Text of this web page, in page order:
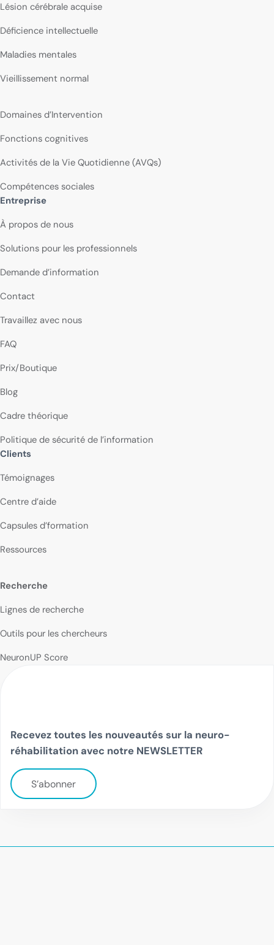
Lésion cérébrale acquise
Déficience intellectuelle
Maladies mentales
Vieillissement normal
Domaines d’Intervention
Fonctions cognitives
Activités de la Vie Quotidienne (AVQs)
Compétences sociales
Entreprise
À propos de nous
Solutions pour les professionnels
Demande d’information
Contact
Travaillez avec nous
FAQ
Prix/Boutique
Blog
Cadre théorique
Politique de sécurité de l’information
Clients
Témoignages
Centre d’aide
Capsules d’formation
Ressources
Recherche
Lignes de recherche
Outils pour les chercheurs
NeuronUP Score
Recevez toutes les nouveautés sur la neuro-
réhabilitation avec notre NEWSLETTER
S’abonner